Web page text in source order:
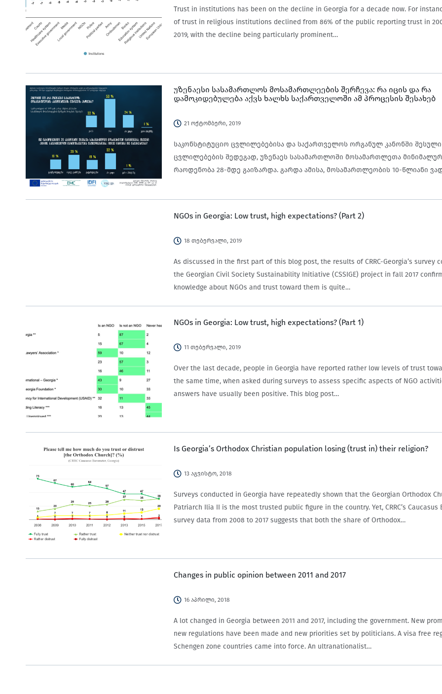
Trust in institutions has been on the decline in Georgia for a decade now. For
of trust in religious institutions declined from 86% of the public reporting trust in
2019, with the decline being particularly prominent…
უზენაესი სასამართლოს მოსამართლეების შერჩევა: რა იცის და რა
დამოკიდებულება აქვს ხალხს საქართველოში ამ პროცესის შესახებ
21 ოქტომბერი, 2019
საკონსტიტუციო ცვლილებებისა და საქართველოს ორგანულ კანონში შესული
ცვლილებების შედეგად, უზენაეს სასამართლოში მოსამართლეთა
რაოდენობა 28-მდე გაიზარდა. გარდა ამისა, მოსამართლეობის 10-წლიანი
პროცესი დაიწყო და 2019 წლის სექტემბრის დასაწყისში გამოაქვეყნა იმ 20
პირდაპირ ეთერში გადაიცემოდა. შერჩევის პროცესი ქართულმა მედიამ
ფართოდ გააშუქა.
NGOs in Georgia: Low trust, high expectations? (Part 2)
18 თებერვალი, 2019
As discussed in the first part of this blog post, the results of CRRC-Georgia’s survey
the Georgian Civil Society Sustainability Initiative (CSSIGE) project in fall 2017
knowledge about NGOs and trust toward them is quite…
NGOs in Georgia: Low trust, high expectations? (Part 1)
11 თებერვალი, 2019
Over the last decade, people in Georgia have reported rather low levels of trust
the same time, when asked during surveys to assess specific aspects of NGO
answers have usually been positive. This blog post…
Is Georgia’s Orthodox Christian population losing (trust in) their religion?
13 აგვისტო, 2018
Surveys conducted in Georgia have repeatedly shown that the Georgian Orthodox
Patriarch Ilia II is the most trusted public figure in the country. Yet, CRRC’s Caucasus
survey data from 2008 to 2017 suggests that both the share of Orthodox…
Changes in public opinion between 2011 and 2017
16 აპრილი, 2018
A lot changed in Georgia between 2011 and 2017, including the government. New
new regulations have been made and new priorities set by politicians. A visa free
Schengen zone countries came into force. An ultranationalist…